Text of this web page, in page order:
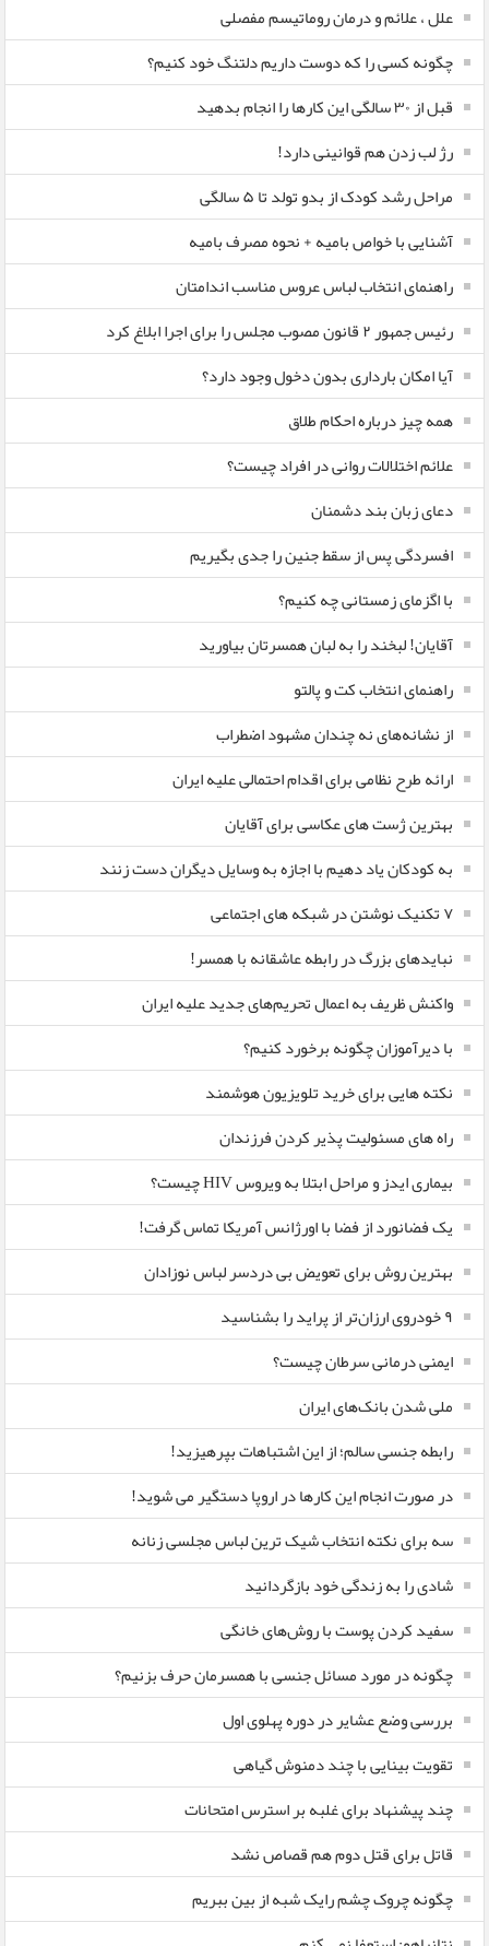
علل ، علائم و درمان روماتیسم مفصلی
چگونه کسی را که دوست داریم دلتنگ خود کنیم؟
قبل از ۳۰ سالگی این کارها را انجام بدهید
رژ لب زدن هم قوانینی دارد!
مراحل رشد کودک از بدو تولد تا ۵ سالگی
آشنایی با خواص بامیه + نحوه مصرف بامیه
راهنمای انتخاب لباس عروس مناسب اندامتان
رئیس جمهور ۲ قانون مصوب مجلس را برای اجرا ابلاغ کرد
آیا امکان بارداری بدون دخول وجود دارد؟
همه چیز درباره احکام طلاق
علائم اختلالات روانی در افراد چیست؟
دعای زبان بند دشمنان
افسردگی پس از سقط جنین را جدی بگیریم
با اگزمای زمستانی چه کنیم؟
آقایان! لبخند را به لبان همسرتان بیاورید
راهنمای انتخاب کت و پالتو
از نشانه‌های نه چندان مشهود اضطراب
ارائه طرح نظامی برای اقدام احتمالی علیه ایران
بهترین ژست های عکاسی برای آقایان
به کودکان یاد دهیم با اجازه به وسایل دیگران دست زنند
۷ تکنیک نوشتن در شبکه های اجتماعی
نبایدهای بزرگ در رابطه عاشقانه با همسر!
واکنش ظریف به اعمال تحریم‌های جدید علیه ایران
با دیرآموزان چگونه برخورد کنیم؟
نکته هایی برای خرید تلویزیون هوشمند
راه های مسئولیت پذیر کردن فرزندان
بیماری ایدز و مراحل ابتلا به ویروس HIV چیست؟
یک فضانورد از فضا با اورژانس آمریکا تماس گرفت!
بهترین روش برای تعویض بی دردسر لباس نوزادان
٩ خودروی ارزان‌تر از پراید را بشناسید
ایمنی درمانی سرطان چیست؟
ملی شدن بانک‌های ایران
رابطه جنسی سالم؛ از این اشتباهات بپرهیزید!
در صورت انجام این کارها در اروپا دستگیر می شوید!
سه برای نکته انتخاب شیک ترین لباس مجلسی زنانه
شادی را به زندگی خود بازگردانید
سفید کردن پوست با روش‌های خانگی
چگونه در مورد مسائل جنسی با همسرمان حرف بزنیم؟
بررسی وضع عشایر در دوره پهلوی اول
تقویت بینایی با چند دمنوش گیاهی
چند پیشنهاد برای غلبه بر استرس امتحانات
قاتل برای قتل دوم هم قصاص نشد
چگونه چروک چشم رایک شبه از بین ببریم